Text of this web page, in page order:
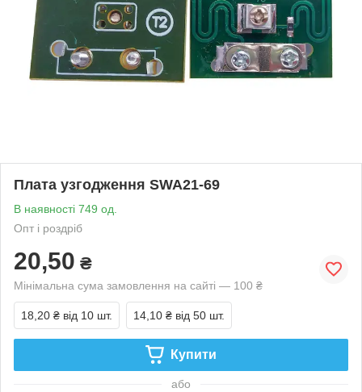
Плата узгодження SWA21-69
В наявності 749 од.
Опт і роздріб
20,50 ₴
Мінімальна сума замовлення на сайті — 100 ₴
18,20 ₴ від 10 шт. 14,10 ₴ від 50 шт.
Купити
або